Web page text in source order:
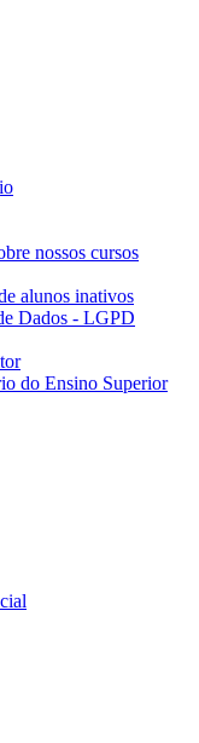
nossos cursos
alunos inativos
Dados - LGPD
do Ensino Superior